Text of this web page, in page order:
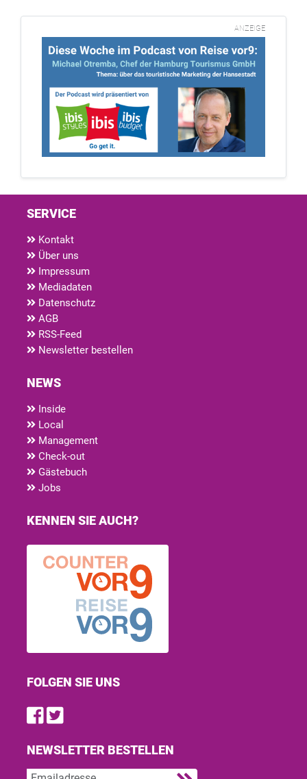
ANZEIGE
SERVICE
Kontakt
Über uns
Impressum
Mediadaten
Datenschutz
AGB
RSS-Feed
Newsletter bestellen
NEWS
Inside
Local
Management
Check-out
Gästebuch
Jobs
KENNEN SIE AUCH?
FOLGEN SIE UNS
Find us on Facebook
Follow us on Twitter
NEWSLETTER BESTELLEN